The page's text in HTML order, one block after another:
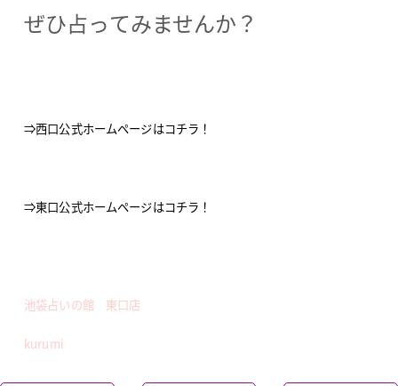
ぜひ占ってみませんか？
⇒西口公式ホームページはコチラ！
⇒東口公式ホームページはコチラ！
池袋占いの館 東口店
kurumi